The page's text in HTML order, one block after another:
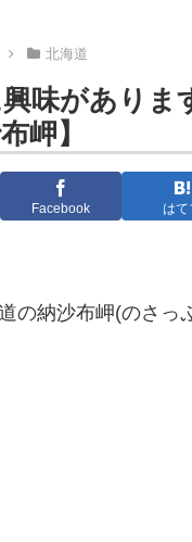
北海道
味があり
岬】
Facebook はて
の納沙布岬(のさっ